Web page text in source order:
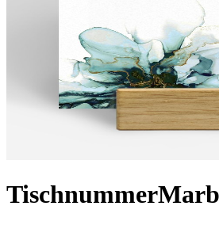
Tischnummer